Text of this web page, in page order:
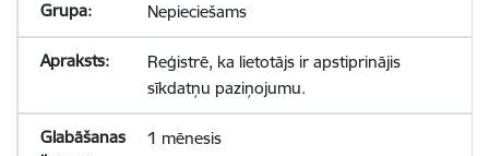
Nepieciešams
Reģistrē, ka lietotājs ir apstiprinājis
sīkdatņu paziņojumu.
1 mēnesis